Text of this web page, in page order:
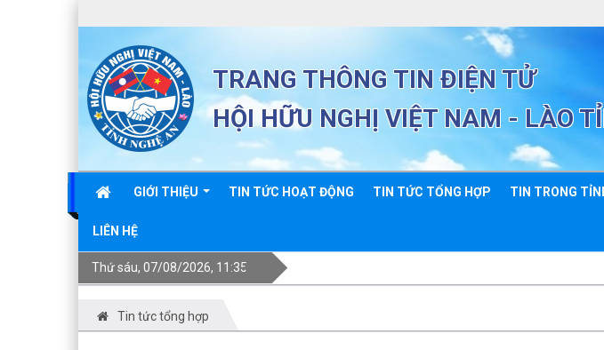
TRANG THÔNG TIN ĐIỆN TỬ
HỘI HỮU NGHỊ VIỆT NAM - LÀO
GIỚI THIỆU TIN TỨC HOẠT ĐỘNG TIN TỨC TỔNG HỢP TIN TRONG
LIÊN HỆ
Thứ sáu, 07/08/2026, 11:35
Tin tức tổng hợp